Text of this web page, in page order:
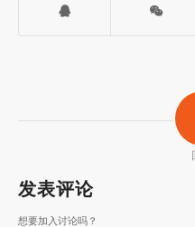
发表评论
想要加入讨论吗？